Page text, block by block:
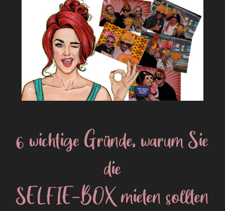
6 wichtige Gründe, warum Sie
die
SELFIE-BOX mieten sollten